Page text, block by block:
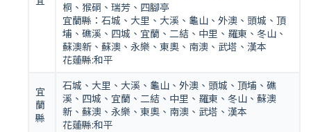
桐、猴硐、瑞芳、四腳亭
宜蘭縣：石城、大里、大溪、龜山、外澳、頭城、頂
埔、礁溪、四城、宜蘭、二結、中里、羅東、冬山、
蘇澳新、蘇澳、永樂、東奧、南澳、武塔、漢本
花蓮縣:和平
宜
蘭
縣
石城、大里、大溪、龜山、外澳、頭城、頂埔、礁
溪、四城、宜蘭、二結、中里、羅東、冬山、蘇澳
新、蘇澳、永樂、東奧、南澳、武塔、漢本
花蓮縣:和平